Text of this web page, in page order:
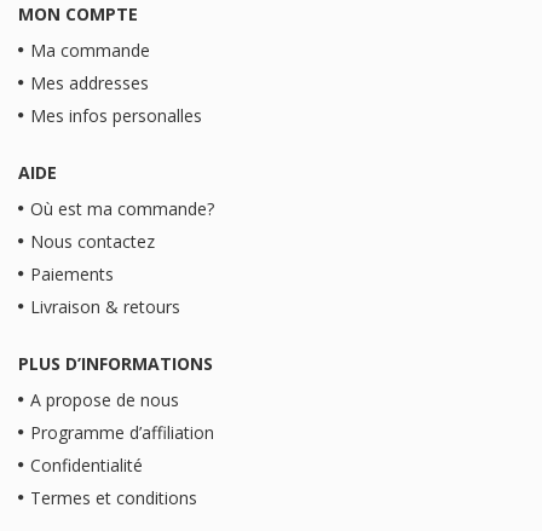
MON COMPTE
Ma commande
Mes addresses
Mes infos personalles
AIDE
Où est ma commande?
Nous contactez
Paiements
Livraison & retours
PLUS D’INFORMATIONS
A propose de nous
Programme d’affiliation
Confidentialité
Termes et conditions